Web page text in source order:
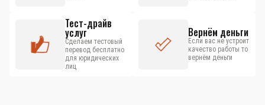
Тест-драйв
услуг
Сделаем тестовый
перевод бесплатно
для юридических
лиц
Вернём деньги
Если вас не устроит
качество работы то
вернём деньги